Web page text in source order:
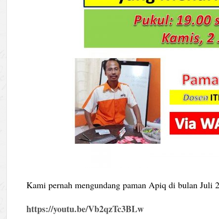
Kami pernah mengundang paman Apiq di bulan Juli
https://youtu.be/Vb2qzTc3BLw